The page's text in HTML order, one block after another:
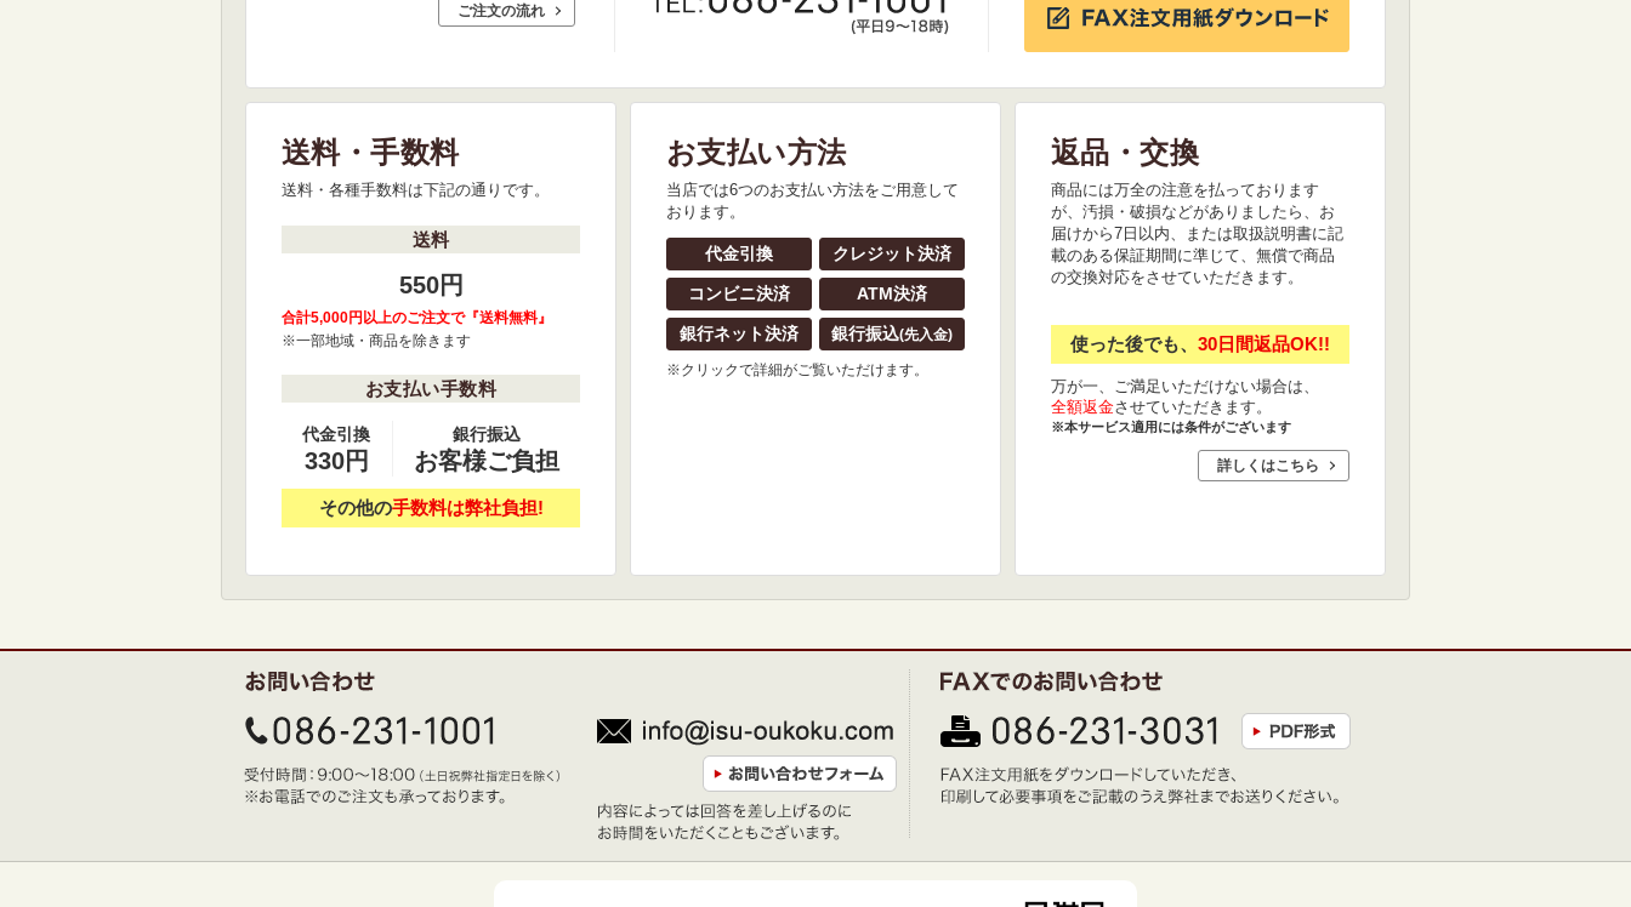
ご注文の流れ
送料・手数料
送料・各種手数料は下記の通りです。
送料
550円
合計5,000円以上のご注文で『送料無料』
※一部地域・商品を除きます
お支払い手数料
代金引換
330円
銀行振込
お客様ご負担
その他の手数料は弊社負担!
お支払い方法
当店では6つのお支払い方法をご用意して
おります。
代金引換 クレジット決済
コンビニ決済 ATM決済
銀行ネット決済 銀行振込(先入金)
※クリックで詳細がご覧いただけます。
返品・交換
商品には万全の注意を払っております
が、汚損・破損などがありましたら、お
届けから7日以内、または取扱説明書に記
載のある保証期間に準じて、無償で商品
の交換対応をさせていただきます。
使った後でも、 30日間返品OK!!
万が一、ご満足いただけない場合は、
全額返金させていただきます。
※本サービス適用には条件がございます
詳しくはこちら